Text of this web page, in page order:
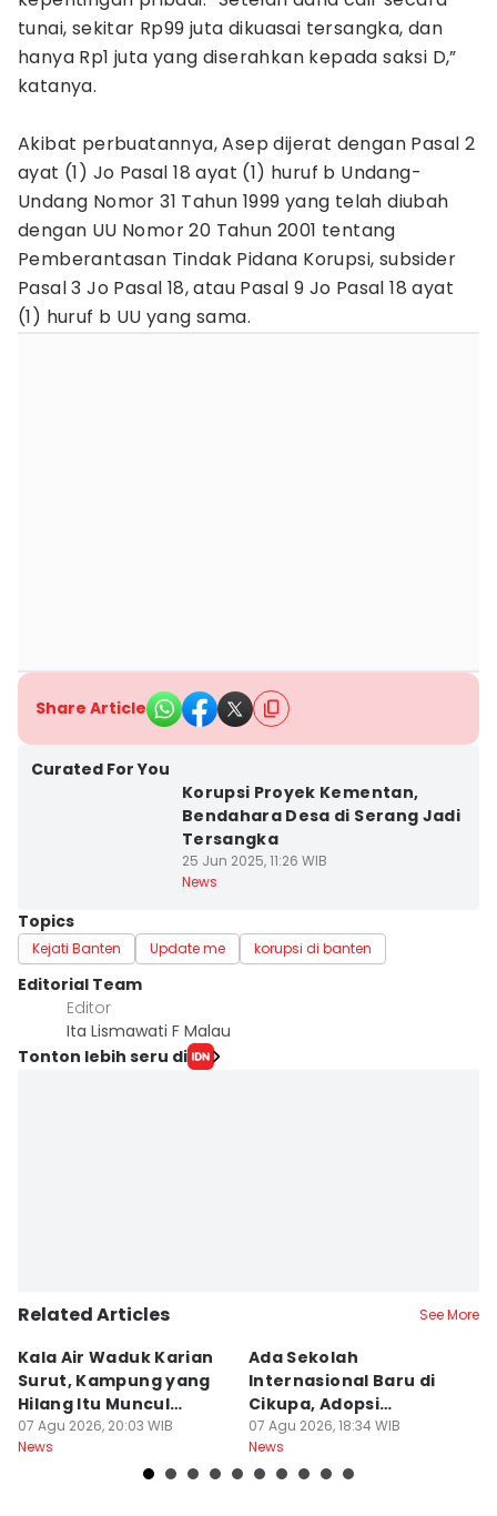
tunai, sekitar Rp99 juta dikuasai tersangka, dan
hanya Rp1 juta yang diserahkan kepada saksi D,”
katanya.
Akibat perbuatannya, Asep dijerat dengan Pasal 2
ayat (1) Jo Pasal 18 ayat (1) huruf b Undang-
Undang Nomor 31 Tahun 1999 yang telah diubah
dengan UU Nomor 20 Tahun 2001 tentang
Pemberantasan Tindak Pidana Korupsi, subsider
Pasal 3 Jo Pasal 18, atau Pasal 9 Jo Pasal 18 ayat
(1) huruf b UU yang sama.
Share Article
Curated For You
Korupsi Proyek Kementan,
Bendahara Desa di Serang Jadi
Tersangka
25 Jun 2025, 11:26 WIB
News
Topics
Kejati Banten Update me korupsi di banten
Editorial Team
Editor
Ita Lismawati F Malau
Tonton lebih seru di
Related Articles See More
Kala Air Waduk Karian
Surut, Kampung yang
Hilang Itu Muncul
Kembali
07 Agu 2026, 20:03 WIB
News
Ada Sekolah
Internasional Baru di
Cikupa, Adopsi
Kurikulum Singapura
07 Agu 2026, 18:34 WIB
News